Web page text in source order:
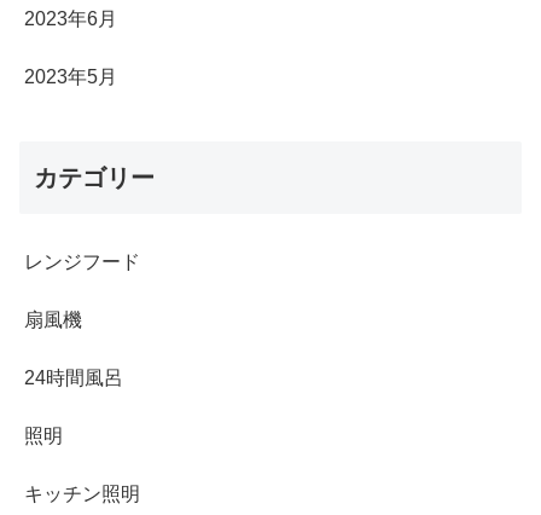
2023年6月
2023年5月
カテゴリー
レンジフード
扇風機
24時間風呂
照明
キッチン照明